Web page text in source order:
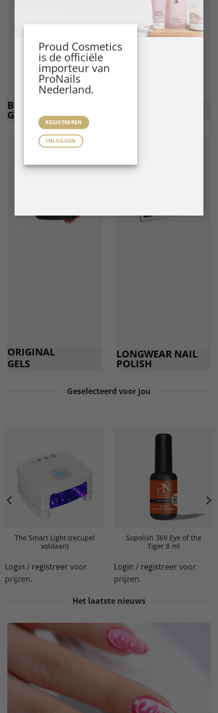
Proud Cosmetics
is de officiële
importeur van
ProNails
Nederland.
REGISTREREN
INLOGGEN
BIAB BSYSTEMS
GELS
ORIGINAL
GELS
LONGWEAR NAIL
POLISH
Geselecteerd voor jou
The Smart Light (recupel
voldaan)
Login / registreer voor
prijzen.
Sopolish 369 Eye of the
Tiger 8 ml
Login / registreer voor
prijzen.
Het laatste nieuws